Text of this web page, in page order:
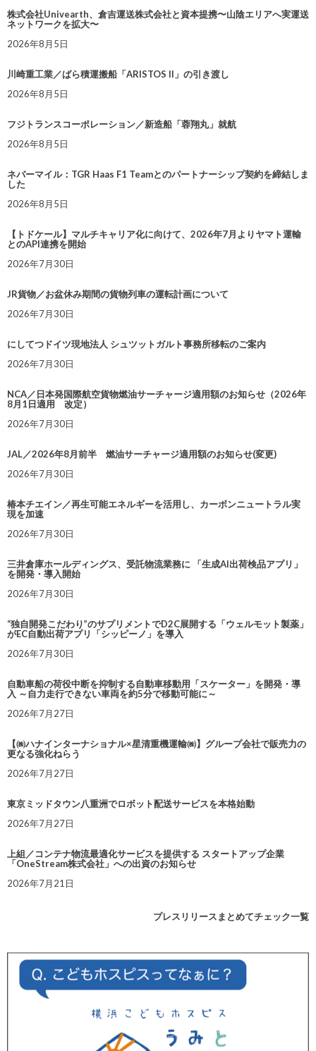
株式会社Univearth、倉吉運送株式会社と資本提携〜山陰エリアへ実運送
ネットワークを拡大〜
2026年8月5日
川崎重工業／ばら積運搬船「ARISTOS II」の引き渡し
2026年8月5日
フジトランスコーポレーション／新造船「蓉翔丸」就航
2026年8月5日
ネバーマイル：TGR Haas F1 Teamとのパートナーシップ契約を締結しま
した
2026年8月5日
【トドケール】マルチキャリア化に向けて、2026年7月よりヤマト運輸
とのAPI連携を開始
2026年7月30日
JR貨物／お盆休み期間の貨物列車の運転計画について
2026年7月30日
にしてつドイツ現地法人 シュツットガルト事務所移転のご案内
2026年7月30日
NCA／日本発国際航空貨物燃油サーチャージ適用額のお知らせ（2026年
8月1日適用 改定）
2026年7月30日
JAL／2026年8月前半 燃油サーチャージ適用額のお知らせ(変更)
2026年7月30日
椿本チエイン／再生可能エネルギーを活用し、カーボンニュートラル実
現を加速
2026年7月30日
三井倉庫ホールディングス、受託物流業務に 「生成AI出荷検品アプリ」
を開発・導入開始
2026年7月30日
“独自開発こだわり”のサプリメントでD2C展開する「ウェルモット製薬」
がEC自動出荷アプリ「シッピーノ」を導入
2026年7月30日
自動車船の荷役中断を抑制する自動車移動用「スケーター」を開発・導
入 ～自力走行できない車両を約5分で移動可能に～
2026年7月27日
【㈱ハナインターナショナル×星清重機運輸㈱】グループ会社で販売力の
更なる強化ねらう
2026年7月27日
東京ミッドタウン八重洲でロボット配送サービスを本格始動
2026年7月27日
上組／コンテナ物流最適化サービスを提供する スタートアップ企業
「OneStream株式会社」への出資のお知らせ
2026年7月21日
プレスリリースまとめてチェック一覧